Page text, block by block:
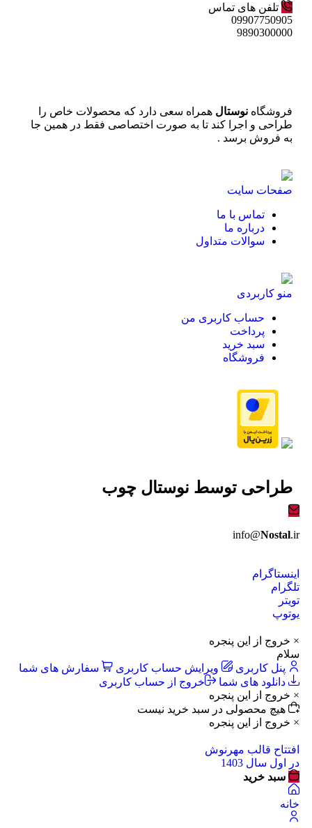
تلفن های تماس
09907750905
9890300000
فروشگاه نوستال همراه سعی دارد که محصولات خاص را
طراحی و اجرا کند تا به صورت اختصاصی فقط در همین جا
به فروش برسد .
صفحات سایت
تماس با ما
درباره ما
سوالات متداول
منو کاربردی
حساب کاربری من
پرداخت
سبد خرید
فروشگاه
طراحی توسط نوستال چوب
info@Nostal.ir
اینستاگرام
تلگرام
تویتر
یوتوپ
× خروج از این پنجره
سلام
پنل کاربری
ویرایش حساب کاربری
سفارش های شما
دانلود های شما
خروج از حساب کاربری
× خروج از این پنجره
هیچ محصولی در سبد خرید نیست
× خروج از این پنجره
افتتاح قالب مهرنوش
در اول سال 1403
سبد خرید
خانه